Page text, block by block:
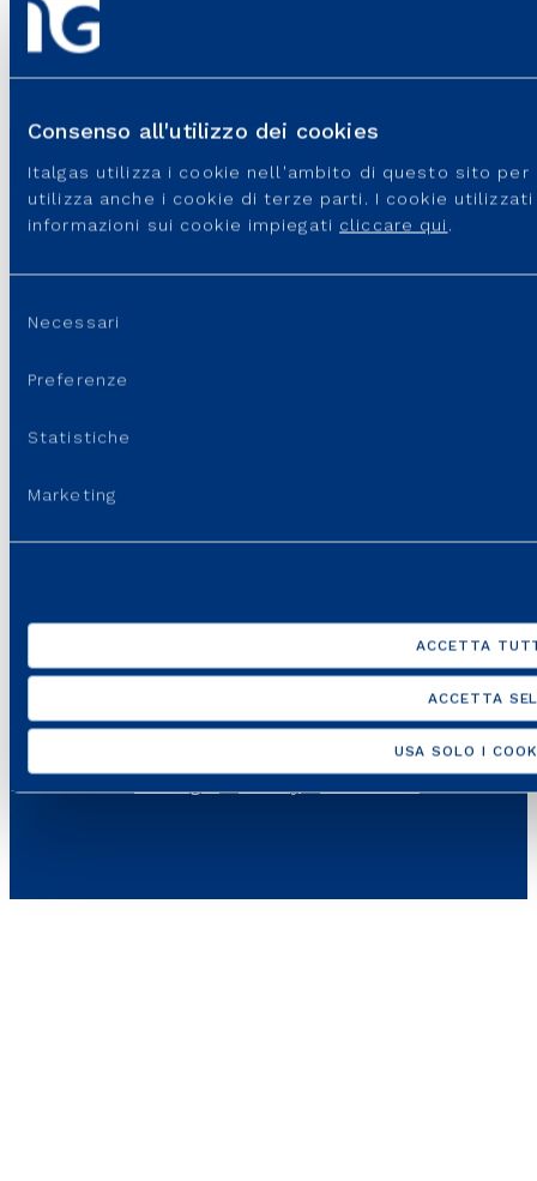
Consenso all'utilizzo dei cookies
Italgas utilizza i cookie nell'ambito di questo sito
utilizza anche i cookie di terze parti. I cookie
informazioni sui cookie impiegati cliccare qui
del
Necessari
Preferenze
Statistiche
Marketing
ACCETTA
ACCETTA
USA SOLO I
SITI DEL GRUPPO
Italgas S.p.A • Società aderente al “Gruppo IVA Italgas”, P.I.